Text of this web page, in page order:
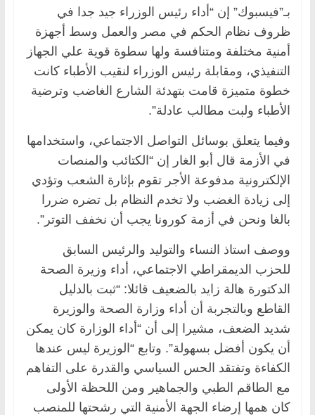
بـ”فيسبوك” إن “أداء رئيس الوزراء جيد جدا في
ظروف نظام الحكم في مصر والعمل وسط أجهزة
أمنية مختلفة ومتنافسة ولها سطوة قوية علي الجهاز
التنفيذي، ومقابلة رئيس الوزراء لنقيب الأطباء كانت
خطوة متميزة قامت بتهدئة الشارع الغاضب وترضية
الأطباء ولبت مطالب عادلة”.
وفيما يتعلق بوسائل التواصل الاجتماعي، واستخدامها
في الأزمة قال أبو الغار إن “الكتائب والمنصات
الإلكترونية مدفوعة الأجر تقوم بإثارة الشعب وتؤدي
إلى زيادة الغضب ولا تخدم النظام بل تضره ضررا
بالغا ونحن في أزمة كورونا يجب أن نخفف التوتر”.
ووصف استاذ النساء والتوليد والرئيس السابق
للحزب الديمقراطي الاجتماعي، أداء وزيرة الصحة
الدكتورة هالة زايد بالضعيف قائلا: “ثبت بالدليل
القاطع وبالتجربة أن أداء وزارة الصحة والوزيرة
شديد الضعف، مشيرا إلى أن “أداء الوزارة كان يمكن
أن يكون أفضل بسهولة”. وتابع “الوزيرة ليس عندها
الكفاءة وتفتقد الحس السياسي والقدرة على التفاهم
مع الطاقم الطبي والجماهير ومن اللحظة الأولى
كان همها إرضاء الجهة الأمنية التي رشحتها للمنصب